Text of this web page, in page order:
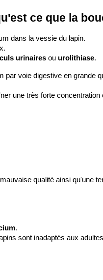
ce que la
dans la vessie du lapin.
urinaires ou urolithiase.
voie digestive en grande
une très forte
qualité ainsi qu'une
.
sont inadaptés aux